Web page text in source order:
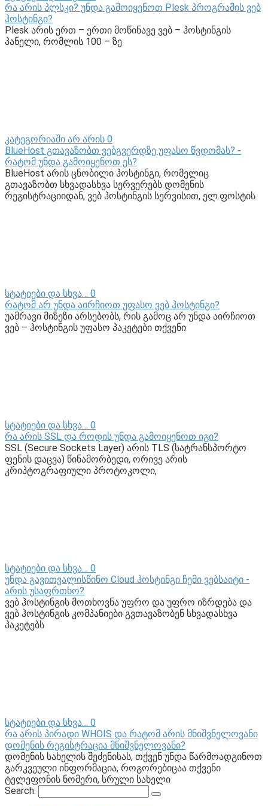
რა არის პლსკი? უნდა გამოიყენოთ Plesk პროგრამის ვებ
ჰოსტინგი?
Plesk არის ერთ – ერთი მოწინავე ვებ – ჰოსტინგის
პანელი, რომლის 100 – ზე
კატეგორიაში არ არის 0
BlueHost გთავაზობთ ვებგვერდზე უფასო წვდომას? -
რატომ უნდა გამოიყენოთ ეს?
BlueHost არის ცნობილი ჰოსტინგი, რომელიც
გთავაზობთ სხვადასხვა სერვერებს დომენის
რეგისტრაციიდან, ვებ ჰოსტინგის სერვისით, ელ.ფოსტის
სტატიები და სხვა… 0
რატომ არ უნდა აირჩიოთ უფასო ვებ ჰოსტინგი?
უამრავი მიზეზი არსებობს, რის გამოც არ უნდა აირჩიოთ
ვებ – ჰოსტინგის უფასო პაკეტები თქვენი
სტატიები და სხვა… 0
რა არის SSL და როდის უნდა გამოიყენოთ იგი?
SSL (Secure Sockets Layer) არის TLS (სატრანსპორტო
ფენის დაცვა) წინამორბედი, ორივე არის
კრიპტოგრაფიული პროტოკოლი,
სტატიები და სხვა… 0
უნდა გავითვალისწინო Cloud ჰოსტინგი ჩემი ვებსაიტი -
არის უსაფრთხო?
ვებ ჰოსტინგის მოთხოვნა უფრო და უფრო იზრდება და
ვებ ჰოსტინგის კომპანიები გვთავაზობენ სხვადასხვა
პაკეტებს
სტატიები და სხვა… 0
რა არის პირადი WHOIS და რატომ არის მნიშვნელოვანი
დომენის რეგისტრაცია მნიშვნელოვანი?
დომენის სახელის შეძენისას, თქვენ უნდა წარმოადგინოთ
გარკვეული ინფორმაცია, როგორებიცაა თქვენი
ტელეფონის ნომერი, სრული სახელი
Search: